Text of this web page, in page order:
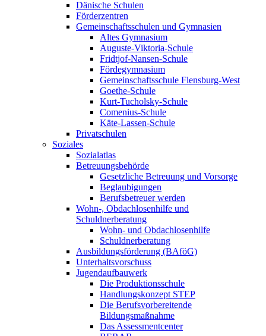
Dänische Schulen
Förderzentren
Gemeinschaftsschulen und Gymnasien
Altes Gymnasium
Auguste-Viktoria-Schule
Fridtjof-Nansen-Schule
Fördegymnasium
Gemeinschaftsschule Flensburg-West
Goethe-Schule
Kurt-Tucholsky-Schule
Comenius-Schule
Käte-Lassen-Schule
Privatschulen
Soziales
Sozialatlas
Betreuungsbehörde
Gesetzliche Betreuung und Vorsorge
Beglaubigungen
Berufsbetreuer werden
Wohn-, Obdachlosenhilfe und
Schuldnerberatung
Wohn- und Obdachlosenhilfe
Schuldnerberatung
Ausbildungsförderung (BAföG)
Unterhaltsvorschuss
Jugendaufbauwerk
Die Produktionsschule
Handlungskonzept STEP
Die Berufsvorbereitende
Bildungsmaßnahme
Das Assessmentcenter